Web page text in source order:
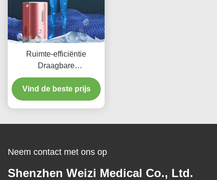
Ruimte-efficiëntie
Draagbare
waterstofinhalator 150 ml
225 ml
Vind de beste prijs
Neem contact met ons op
Shenzhen Weizi Medical Co., Ltd.